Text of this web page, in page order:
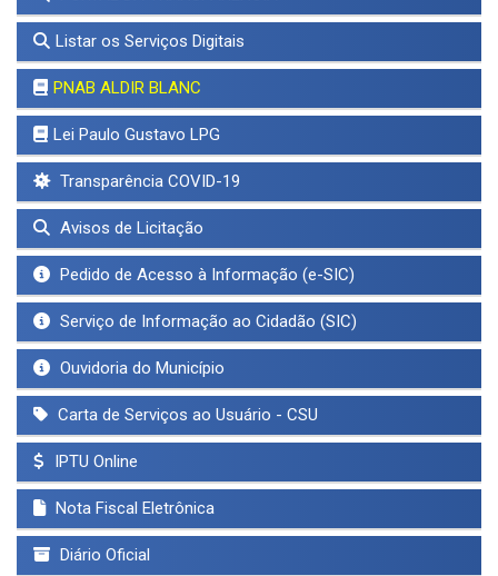
Listar os Serviços Digitais
PNAB ALDIR BLANC
Lei Paulo Gustavo LPG
Transparência COVID-19
Avisos de Licitação
Pedido de Acesso à Informação (e-SIC)
Serviço de Informação ao Cidadão (SIC)
Ouvidoria do Município
Carta de Serviços ao Usuário - CSU
IPTU Online
Nota Fiscal Eletrônica
Diário Oficial